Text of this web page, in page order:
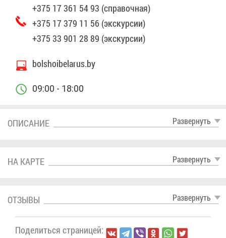
+375 17 361 54 93 (спра­воч­ная)
+375 17 379 11 56 (экс­кур­сии)
+375 33 901 28 89 (экс­кур­сии)
bolshoibelarus.by
09:00 - 18:00
Раз­вер­нуть
ОПИ­СА­НИЕ
Раз­вер­нуть
НА КАР­ТЕ
Раз­вер­нуть
ОТ­ЗЫ­ВЫ
По­де­лить­ся стра­ни­цей: